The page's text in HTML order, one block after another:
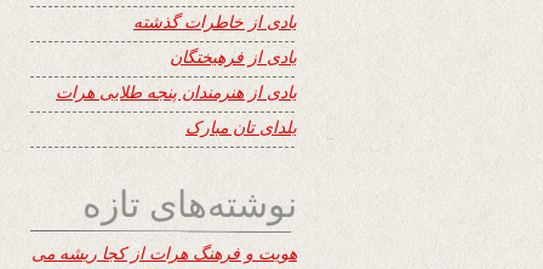
یادی از خاطرات گذشته
یادی از فرهیختگان
یادی از هنرمندان پنجه طلایی هرات
یلدای تان مبارک
نوشته‌های تازه
هویت و فرهنگ هرات از کجا ریشه می